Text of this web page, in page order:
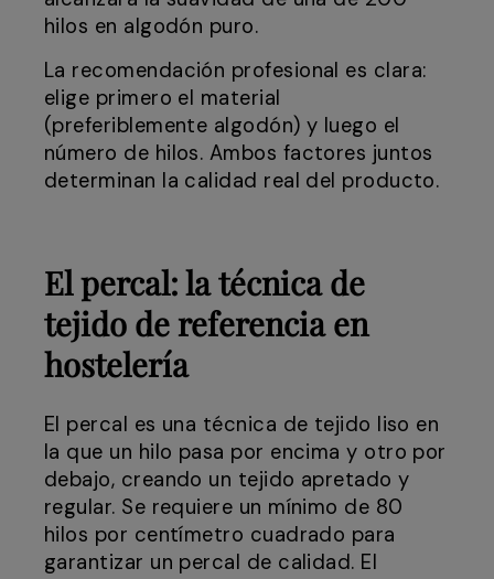
hilos en algodón puro.
La recomendación profesional es clara:
elige primero el material
(preferiblemente algodón) y luego el
número de hilos. Ambos factores juntos
determinan la calidad real del producto.
El percal: la técnica de
tejido de referencia en
hostelería
El percal es una técnica de tejido liso en
la que un hilo pasa por encima y otro por
debajo, creando un tejido apretado y
regular. Se requiere un mínimo de 80
hilos por centímetro cuadrado para
garantizar un percal de calidad. El